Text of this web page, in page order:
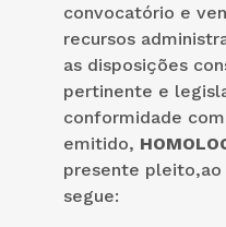
convocatório e
recursos
as disposições
pertinente e
conformidade
emitido,
presente
segue: